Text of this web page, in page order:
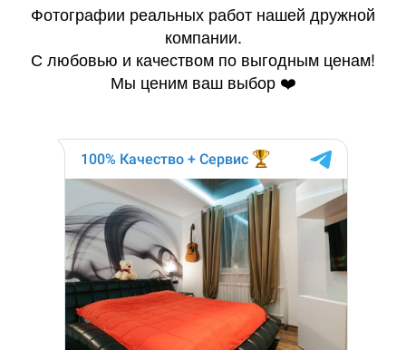
Фотографии реальных работ нашей дружной
компании.
С любовью и качеством по выгодным ценам!
Мы ценим ваш выбор ❤️